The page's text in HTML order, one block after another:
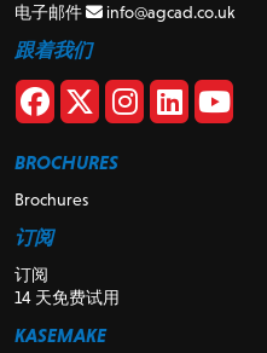
电子邮件
info@agcad.co.uk
跟着我们
BROCHURES
Brochures
订阅
订阅
14 天免费试用
KASEMAKE